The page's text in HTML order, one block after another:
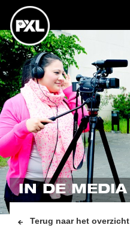
IN DE MEDIA
Terug naar het overzicht